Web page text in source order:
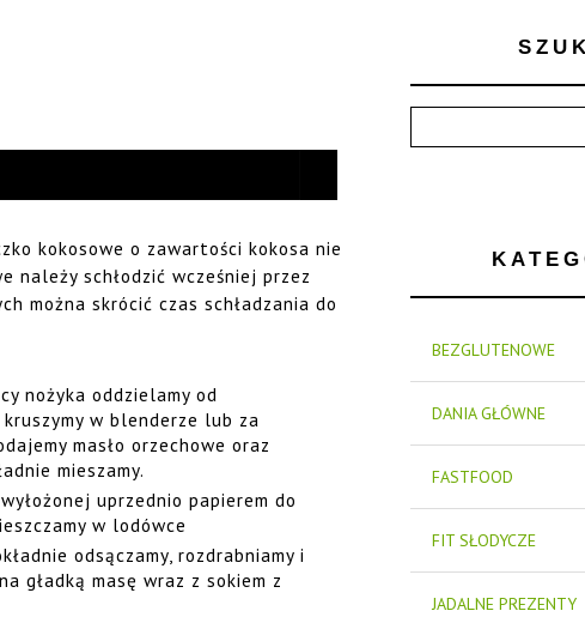
kokosowe o zawartości kokosa nie
należy schłodzić wcześniej przez
można skrócić czas schładzania do
nożyka oddzielamy od
w blenderze lub za
masło orzechowe oraz
mieszamy.
uprzednio papierem do
w lodówce
odsączamy, rozdrabniamy i
gładką masę wraz z sokiem z
BEZGLUTENOWE
DANIA GŁÓWNE
FASTFOOD
FIT SŁODYCZE
JADALNE PREZENTY